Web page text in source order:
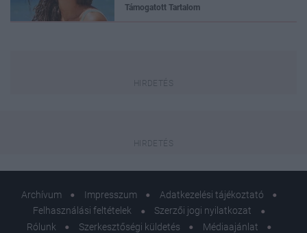
Támogatott Tartalom
Archívum Impresszum
Adatkezelési tájékoztató
Felhasználási feltételek
Szerzői jogi nyilatkozat
Rólunk
Szerkesztőségi küldetés
Médiaajánlat